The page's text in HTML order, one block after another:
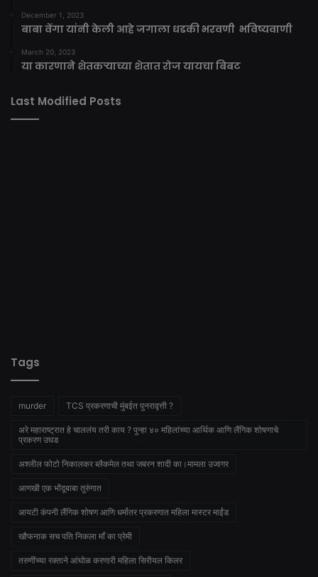
December 1, 2023
बाबा वेंगा यांनी केली आहे जगाला धडकी भरवणी भविष्यवाणी
March 20, 2023
या कारणाने शेतकऱ्याच्या शेतात रोज यायचा बिबट
Last Modified Posts
Tags
murder TCS प्रकरणाची मुंबईत पुनरावृत्ती ?
अरे महाराष्ट्रात हे चाललंय तरी काय ? पुन्हा ४० महिलांच्या आर्थिक आणि लैंगिक शोषणाचे
प्रकरण उघड
अश्लील फोटो निकालकर ब्लैकमेल तथा जबरन शादी का।मामला उजागर
आणखी एक भोंदूबाबा तुरुंगात
आयटी कंपनी लैंगिक शोषण आणि धर्मांतर प्रकरणात महिला मास्टर माईंड
खौफनाक सच पति निकला माँ का प्रेमी
तरुणींच्या रक्ताने आंघोळ करणारी महिला सिरीयल किलर